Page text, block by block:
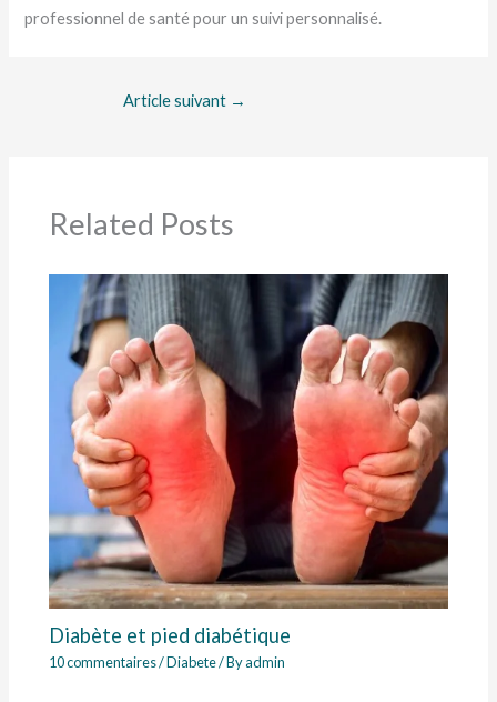
professionnel de santé pour un suivi personnalisé.
Article suivant →
Related Posts
Diabète et pied diabétique
10 commentaires/Diabete/ Byadmin